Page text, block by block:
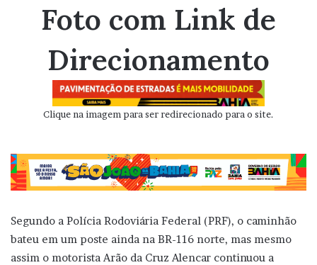
Foto com Link de
Direcionamento
Clique na imagem para ser redirecionado para o site.
Segundo a Polícia Rodoviária Federal (PRF), o caminhão
bateu em um poste ainda na BR-116 norte, mas mesmo
assim o motorista Arão da Cruz Alencar continuou a